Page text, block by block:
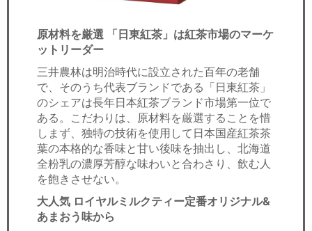
原材料を厳選 「日東紅茶」は紅茶市場のマーケ
ットリーダー
三井農林は明治時代に設立された百年の老舗
で、そのうち代表ブランドである「日東紅茶」
のシェアは長年日本紅茶ブランド市場第一位で
ある。こだわりは、原材料を厳選することを惜
しまず、独特の技術を使用して日本国産紅茶茶
葉の本格的な香味と甘い後味を抽出し、北海道
全粉乳の濃厚芳醇な味わいと合わさり、飲む人
を飽きさせない。
大人気 ロイヤルミルクティー定番オリジナル&
あまおう味から